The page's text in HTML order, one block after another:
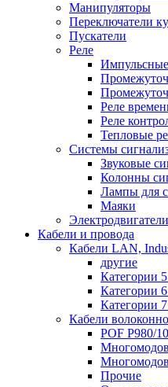
Манипуляторы
Переключатели
Пускатели
Реле
Реле
Реле
Тепловые
Системы
Звуковые
Колонны
Лампы для
Маяки
Кабели и провода
Кабели LAN,
другие
Категории
Категории
Категории
Кабели
POF P980/
Прочие